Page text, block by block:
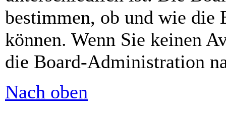
bestimmen, ob und wie die
können. Wenn Sie keinen
die Board-Administration
Nach oben